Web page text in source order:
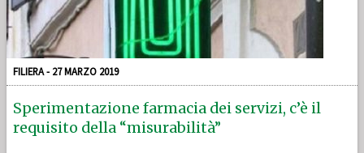
FILIERA - 27 MARZO 2019
Sperimentazione farmacia dei servizi, c’è il
requisito della “misurabilità”